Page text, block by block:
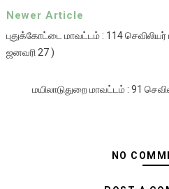
Newer Article
புதுக்கோட்டை மாவட்டம் : 114
ஜனவரி 27 )
மயிலாடுதுறை மாவட்டம் : 91
NO